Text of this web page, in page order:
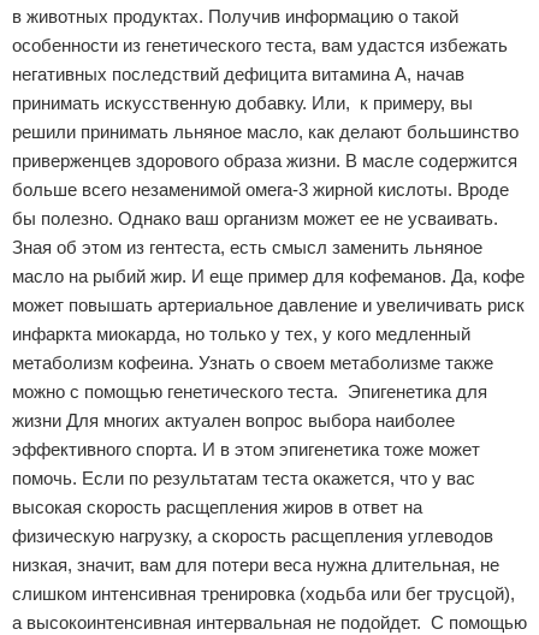
в животных продуктах. Получив информацию о такой
особенности из генетического теста, вам удастся избежать
негативных последствий дефицита витамина А, начав
принимать искусственную добавку. Или, к примеру, вы
решили принимать льняное масло, как делают большинство
приверженцев здорового образа жизни. В масле содержится
больше всего незаменимой омега-3 жирной кислоты. Вроде
бы полезно. Однако ваш организм может ее не усваивать.
Зная об этом из гентеста, есть смысл заменить льняное
масло на рыбий жир. И еще пример для кофеманов. Да, кофе
может повышать артериальное давление и увеличивать риск
инфаркта миокарда, но только у тех, у кого медленный
метаболизм кофеина. Узнать о своем метаболизме также
можно с помощью генетического теста. Эпигенетика для
жизни Для многих актуален вопрос выбора наиболее
эффективного спорта. И в этом эпигенетика тоже может
помочь. Если по результатам теста окажется, что у вас
высокая скорость расщепления жиров в ответ на
физическую нагрузку, а скорость расщепления углеводов
низкая, значит, вам для потери веса нужна длительная, не
слишком интенсивная тренировка (ходьба или бег трусцой),
а высокоинтенсивная интервальная не подойдет. С помощью